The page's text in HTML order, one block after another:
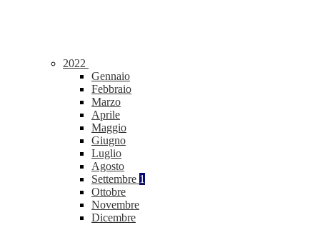
2022
Gennaio
Febbraio
Marzo
Aprile
Maggio
Giugno
Luglio
Agosto
Settembre 1
Ottobre
Novembre
Dicembre